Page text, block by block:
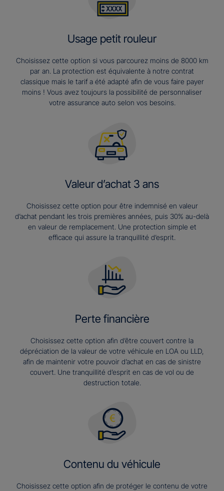
Usage petit rouleur
Choisissez cette option si vous parcourez moins de 8000 km
par an. La protection est équivalente à notre contrat
classique mais le tarif a été adapté afin de vous faire payer
moins ! Vous avez toujours la possibilité de personnaliser
votre assurance auto selon vos besoins.
Valeur d’achat 3 ans​
Choisissez cette option pour être indemnisé en valeur
d’achat pendant les trois premières années, puis 30% au-delà
en valeur de remplacement. Une protection simple et
efficace qui assure la tranquillité d’esprit.
Perte financière
Choisissez cette option afin d’être couvert contre la
dépréciation de la valeur de votre véhicule en LOA ou LLD,
afin de maintenir votre pouvoir d’achat en cas de sinistre
couvert. Une tranquillité d’esprit en cas de vol ou de
destruction totale.
Contenu du véhicule
Choisissez cette option afin de protéger le contenu de votre